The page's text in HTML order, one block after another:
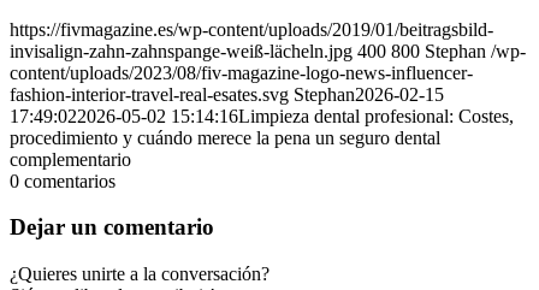
https://fivmagazine.es/wp-content/uploads/2019/01/beitragsbild-
invisalign-zahn-zahnspange-weiß-lächeln.jpg 400 800 Stephan /wp-
content/uploads/2023/08/fiv-magazine-logo-news-influencer-
fashion-interior-travel-real-esates.svg Stephan2026-02-15
17:49:022026-05-02 15:14:16Limpieza dental profesional: Costes,
procedimiento y cuándo merece la pena un seguro dental
complementario
0 comentarios
Dejar un comentario
¿Quieres unirte a la conversación?